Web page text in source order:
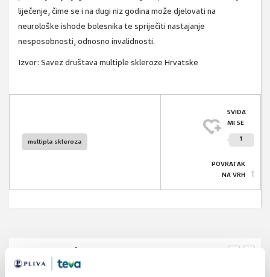
liječenje, čime se i na dugi niz godina može djelovati na
neurološke ishode bolesnika te spriječiti nastajanje
nesposobnosti, odnosno invalidnosti.
Izvor: Savez društava multiple skleroze Hrvatske
multipla skleroza
SVIĐA
MI SE
1
POVRATAK
NA VRH
VEZANI SADRŽAJ